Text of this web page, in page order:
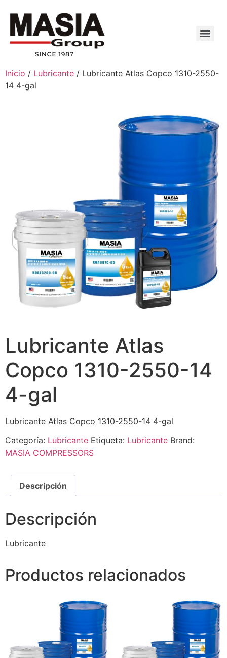
Inicio / Lubricante / Lubricante Atlas Copco 1310-2550-
14 4-gal
Lubricante Atlas
Copco 1310-2550-14
4-gal
Lubricante Atlas Copco 1310-2550-14 4-gal
Categoría: Lubricante Etiqueta: Lubricante Brand:
MASIA COMPRESSORS
Descripción
Descripción
Lubricante
Productos relacionados